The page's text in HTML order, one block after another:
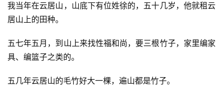
我当年在云居山，山底下有位姓徐的，五十几岁，他就租云
居山上的田种。
五七年五月，到山上来找性福和尚，要三根竹子，家里编家
具、编篮子之类的。
五几年云居山的毛竹好大一棵，遍山都是竹子。